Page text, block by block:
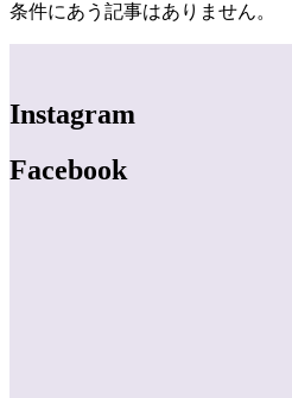
条件にあう記事はありません。
Instagram
Facebook